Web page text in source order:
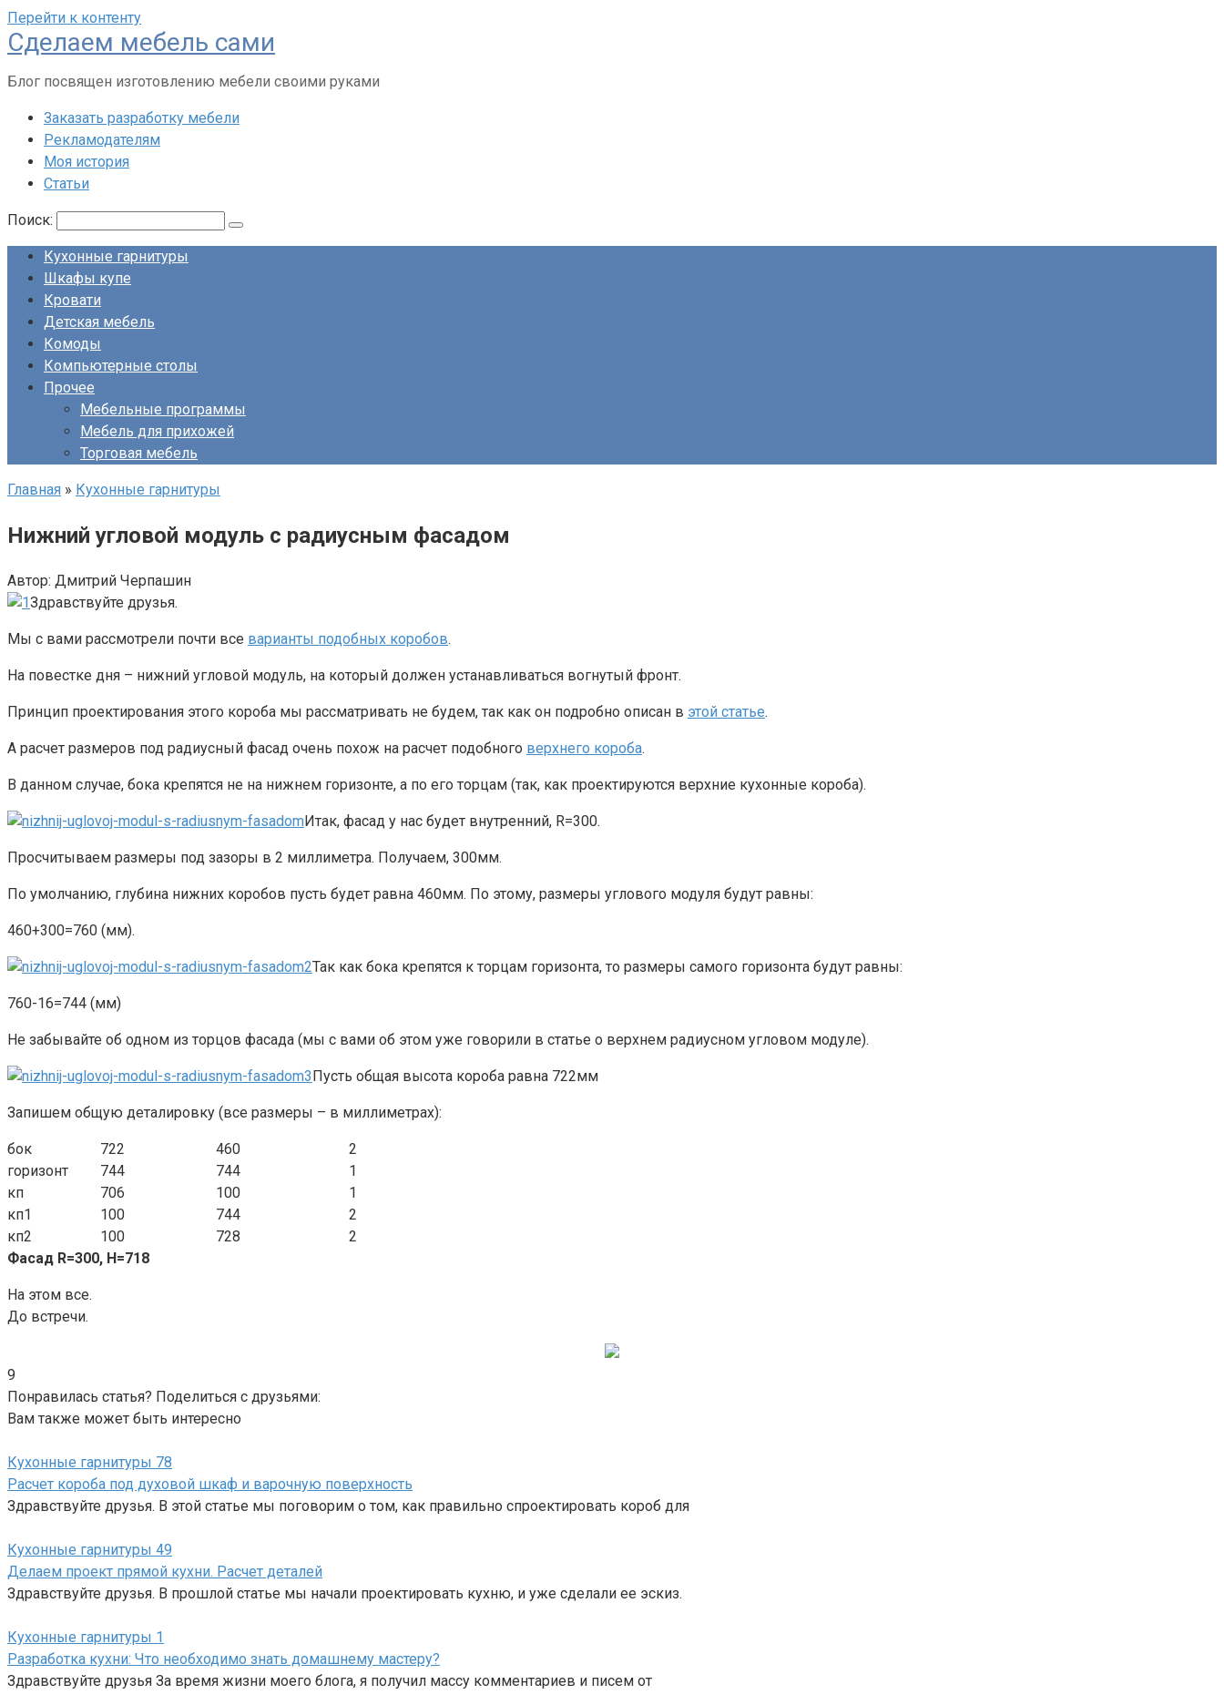
Перейти к контенту
Сделаем мебель сами
Блог посвящен изготовлению мебели своими руками
Заказать разработку мебели
Рекламодателям
Моя история
Статьи
Поиск:
Кухонные гарнитуры
Шкафы купе
Кровати
Детская мебель
Комоды
Компьютерные столы
Прочее
Мебельные программы
Мебель для прихожей
Торговая мебель
Главная » Кухонные гарнитуры
Нижний угловой модуль с радиусным фасадом
Автор: Дмитрий Черпашин
Здравствуйте друзья.
Мы с вами рассмотрели почти все варианты подобных коробов.
На повестке дня – нижний угловой модуль, на который должен устанавливаться вогнутый фронт.
Принцип проектирования этого короба мы рассматривать не будем, так как он подробно описан в этой статье.
А расчет размеров под радиусный фасад очень похож на расчет подобного верхнего короба.
В данном случае, бока крепятся не на нижнем горизонте, а по его торцам (так, как проектируются верхние кухонные короба).
Итак, фасад у нас будет внутренний, R=300.
Просчитываем размеры под зазоры в 2 миллиметра. Получаем, 300мм.
По умолчанию, глубина нижних коробов пусть будет равна 460мм. По этому, размеры углового модуля будут равны:
460+300=760 (мм).
Так как бока крепятся к торцам горизонта, то размеры самого горизонта будут равны:
760-16=744 (мм)
Не забывайте об одном из торцов фасада (мы с вами об этом уже говорили в статье о верхнем радиусном угловом модуле).
Пусть общая высота короба равна 722мм
Запишем общую деталировку (все размеры – в миллиметрах):
бок 722 460
2
горизонт
744 744
1
кп
706 100
1
кп1
100 744
2
кп2
100 728
2
Фасад R=300, H=718
На этом все.
До встречи.
9
Понравилась статья? Поделиться с друзьями:
Вам также может быть интересно
Кухонные гарнитуры 78
Расчет короба под духовой шкаф и варочную поверхность
Здравствуйте друзья. В этой статье мы поговорим о том, как правильно спроектировать короб для
Кухонные гарнитуры 49
Делаем проект прямой кухни. Расчет деталей
Здравствуйте друзья. В прошлой статье мы начали проектировать кухню, и уже сделали ее эскиз.
Кухонные гарнитуры 1
Разработка кухни: Что необходимо знать домашнему мастеру?
Здравствуйте друзья За время жизни моего блога, я получил массу комментариев и писем от